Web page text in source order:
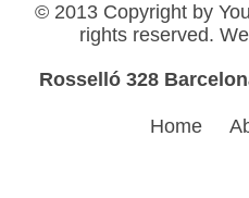
© 2013 Copyright by
rights reserved.
Rosselló 328
Home